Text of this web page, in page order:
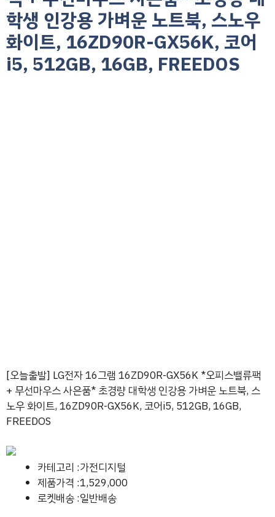
학생 인강용 가벼운 노트북, 스노우
화이트, 16ZD90R-GX56K, 코어
i5, 512GB, 16GB, FREEDOS
[오늘출발] LG전자 16그램 16ZD90R-GX56K *오피스밸류팩
+ 무선마우스 사은품* 초경량 대학생 인강용 가벼운 노트북, 스
노우 화이트, 16ZD90R-GX56K, 코어i5, 512GB, 16GB,
FREEDOS
카테고리 :가전디지털
제품가격 :1,529,000
로켓배송 :일반배송